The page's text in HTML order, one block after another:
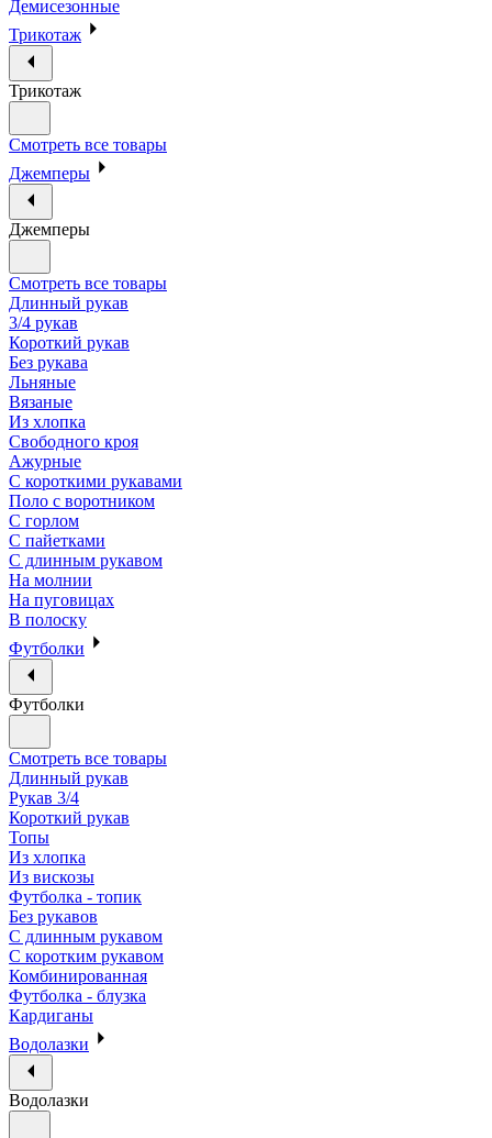
Демисезонные
Трикотаж
Трикотаж
Смотреть все товары
Джемперы
Джемперы
Смотреть все товары
Длинный рукав
3/4 рукав
Короткий рукав
Без рукава
Льняные
Вязаные
Из хлопка
Свободного кроя
Ажурные
С короткими рукавами
Поло с воротником
С горлом
С пайетками
С длинным рукавом
На молнии
На пуговицах
В полоску
Футболки
Футболки
Смотреть все товары
Длинный рукав
Рукав 3/4
Короткий рукав
Топы
Из хлопка
Из вискозы
Футболка - топик
Без рукавов
С длинным рукавом
С коротким рукавом
Комбинированная
Футболка - блузка
Кардиганы
Водолазки
Водолазки